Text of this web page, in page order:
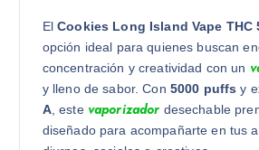
ElCookies Long Island Vape THC
opción ideal para quienes buscan
concentración y creatividad con un
y lleno de sabor. Con 5000 puffs y
A, este vaporizador desechable
diseñado para acompañarte en tus